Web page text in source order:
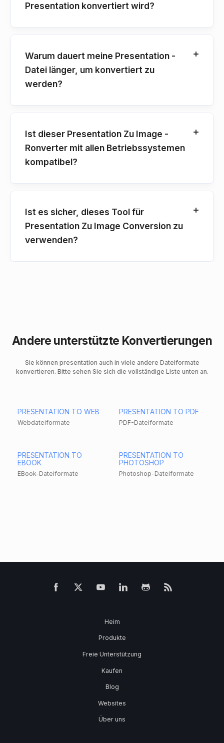
Presentation konvertiert wird?
Warum dauert meine Presentation -
Datei länger, um konvertiert zu
werden?
Ist dieser Presentation Zu Image -
Ronverter mit allen Betriebssystemen
kompatibel?
Ist es sicher, dieses Tool für
Presentation Zu Image Conversion zu
verwenden?
Andere unterstützte Konvertierungen
Sie können presentation auch in viele andere Dateiformate
konvertieren. Bitte sehen Sie sich die vollständige Liste unten an.
PRESENTATION TO WEB
Webdateiformate
PRESENTATION TO PDF
PDF-Dateiformate
PRESENTATION TO
EBOOK
EBook-Dateiformate
PRESENTATION TO
PHOTOSHOP
Photoshop-Dateiformate
Heim
Produkte
Freie Unterstützung
Kaufen
Blog
Websites
Über uns